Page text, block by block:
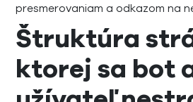
presmerovaniam a odkazom na
Štruktúra
ktorej sa bot